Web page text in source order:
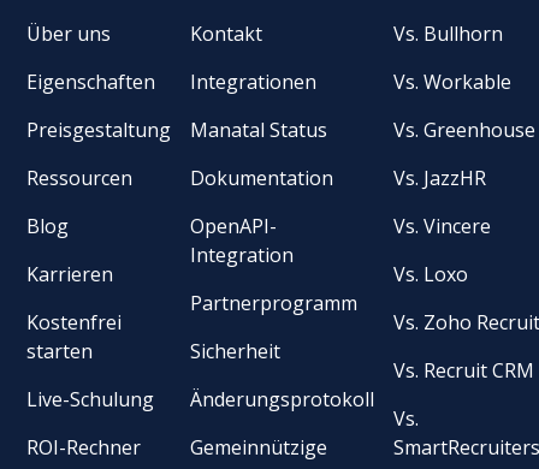
Über uns
Eigenschaften
Preisgestaltung
Ressourcen
Blog
Karrieren
Kostenfrei
starten
Live-Schulung
ROI-Rechner
Kontakt
Integrationen
Manatal Status
Dokumentation
OpenAPI-
Integration
Partnerprogramm
Sicherheit
Änderungsprotokoll
Gemeinnützige
Vs. Bullhorn
Vs. Workable
Vs. Greenhouse
Vs. JazzHR
Vs. Vincere
Vs. Loxo
Vs. Zoho
Vs. Recruit CRM
Vs.